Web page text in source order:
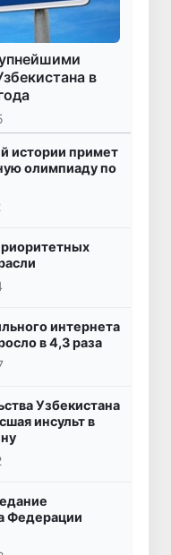
в
истории примет
олимпиаду по
интернета
в 4,3 раза
Узбекистана
инсульт в
Федерации